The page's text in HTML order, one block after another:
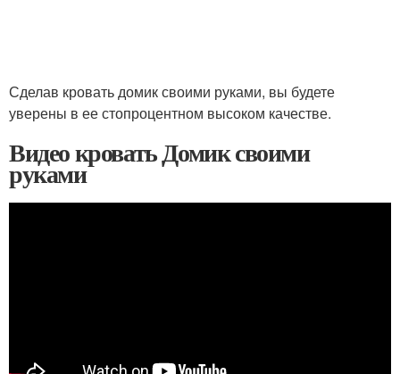
Сделав кровать домик своими руками, вы будете
уверены в ее стопроцентном высоком качестве.
Видео кровать Домик своими
руками